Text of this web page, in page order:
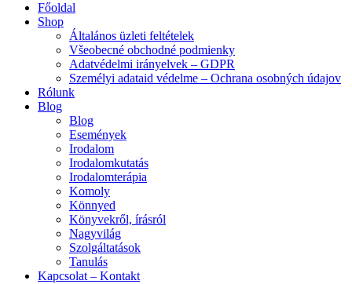
Főoldal
Shop
Általános üzleti feltételek
Všeobecné obchodné podmienky
Adatvédelmi irányelvek – GDPR
Személyi adataid védelme – Ochrana osobných údajov
Rólunk
Blog
Blog
Események
Irodalom
Irodalomkutatás
Irodalomterápia
Komoly
Könnyed
Könyvekről, írásról
Nagyvilág
Szolgáltatások
Tanulás
Kapcsolat – Kontakt